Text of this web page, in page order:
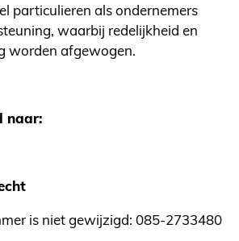
particulieren als ondernemers
waarbij redelijkheid en
worden afgewogen.
naar:
is niet gewijzigd: 085-2733480